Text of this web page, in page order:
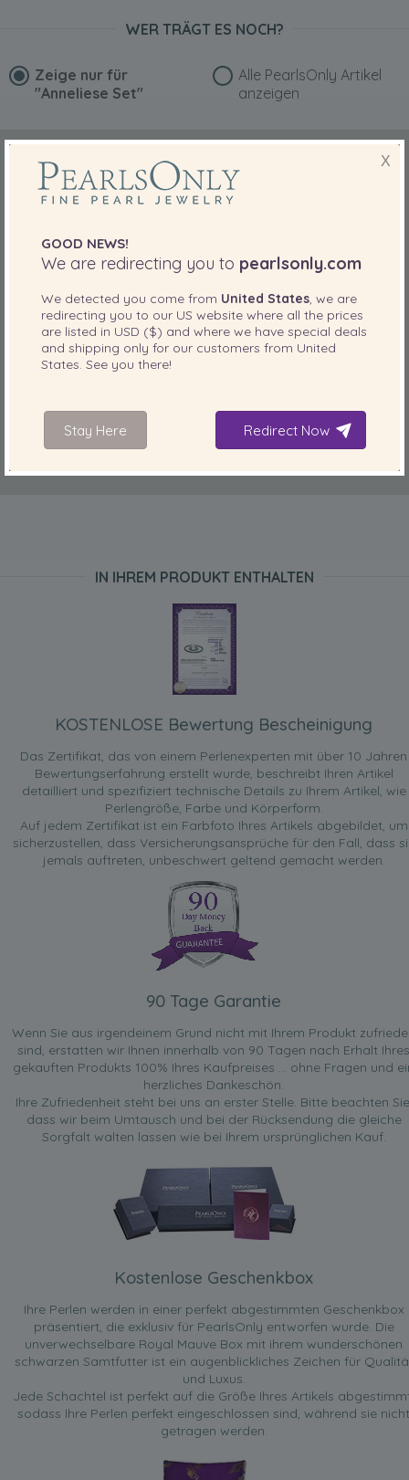
WER TRÄGT ES NOCH?
Zeige nur für
"Anneliese Set"
Alle PearlsOnly Artikel
anzeigen
IN IHREM PRODUKT ENTHALTEN
KOSTENLOSE Bewertung Bescheinigung
Das Zertifikat, das von einem Perlenexperten mit über 10 Jahren
Bewertungserfahrung erstellt wurde, beschreibt Ihren Artikel
detailliert und spezifiziert technische Details zu Ihrem Artikel, wie
Perlengröße, Farbe und Körperform.
Auf jedem Zertifikat ist ein Farbfoto Ihres Artikels abgebildet, um
sicherzustellen, dass Versicherungsansprüche für den Fall, dass
jemals auftreten, unbeschwert geltend gemacht werden.
90 Tage Garantie
Wenn Sie aus irgendeinem Grund nicht mit Ihrem Produkt
sind, erstatten wir Ihnen innerhalb von 90 Tagen nach Erhalt Ihres
gekauften Produkts 100% Ihres Kaufpreises ... ohne Fragen und
herzliches Dankeschön.
Ihre Zufriedenheit steht bei uns an erster Stelle. Bitte beachten
dass wir beim Umtausch und bei der Rücksendung die gleiche
Sorgfalt walten lassen wie bei Ihrem ursprünglichen Kauf.
Kostenlose Geschenkbox
Ihre Perlen werden in einer perfekt abgestimmten Geschenkbox
präsentiert, die exklusiv für PearlsOnly entworfen wurde. Die
unverwechselbare Royal Mauve Box mit ihrem wunderschönen
schwarzen Samtfutter ist ein augenblickliches Zeichen für
und Luxus.
Jede Schachtel ist perfekt auf die Größe Ihres Artikels
sodass Ihre Perlen perfekt eingeschlossen sind, während sie nicht
getragen werden.
X
GOOD NEWS!
We are redirecting you to pearlsonly.com
We detected you come from United States, we are
redirecting you to our US website where all the prices
are listed in USD ($) and where we have special deals
and shipping only for our customers from United
States. See you there!
Stay Here Redirect Now